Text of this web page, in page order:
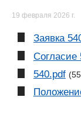
19 февраля 2026 г.
Заявка
Согласие
540.pdf